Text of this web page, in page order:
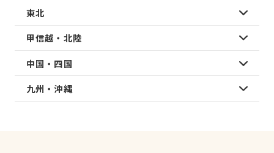
東北
甲信越・北陸
中国・四国
九州・沖縄